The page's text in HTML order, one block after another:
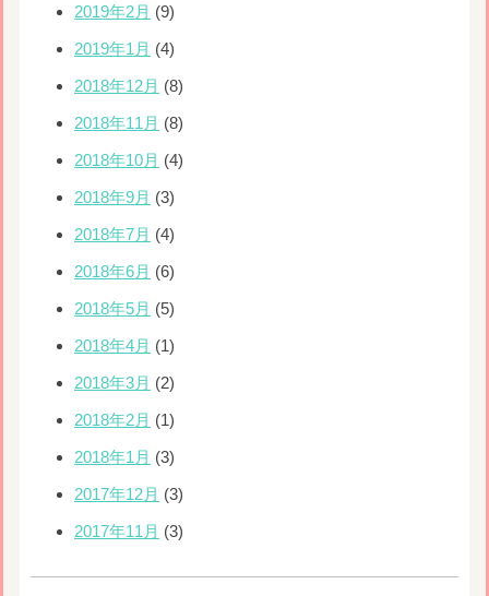
2019年2月 (9)
2019年1月 (4)
2018年12月 (8)
2018年11月 (8)
2018年10月 (4)
2018年9月 (3)
2018年7月 (4)
2018年6月 (6)
2018年5月 (5)
2018年4月 (1)
2018年3月 (2)
2018年2月 (1)
2018年1月 (3)
2017年12月 (3)
2017年11月 (3)